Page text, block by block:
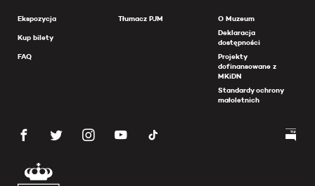
Ekspozycja
Kup bilety
FAQ
Tłumacz PJM
O Muzeum
Deklaracja
dostępności
Projekty
dofinansowane z
MKiDN
Standardy ochrony
małoletnich